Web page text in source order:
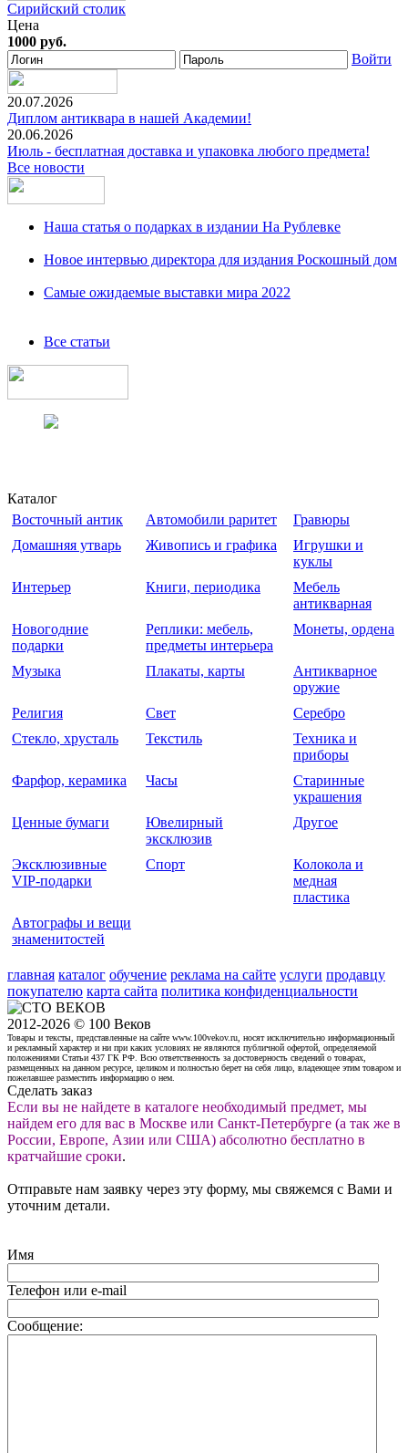
Сирийский столик
Цена
1000 руб.
Войти
20.07.2026
Диплом антиквара в нашей Академии!
20.06.2026
Июль - бесплатная доставка и упаковка любого предмета!
Все новости
Наша статья о подарках в издании На Рублевке
Новое интервью директора для издания Роскошный дом
Самые ожидаемые выставки мира 2022
Все статьи
Каталог
Восточный антик
Автомобили раритет
Гравюры
Домашняя утварь
Живопись и графика
Игрушки и
куклы
Интерьер
Книги, периодика
Мебель
антикварная
Новогодние
подарки
Реплики: мебель,
предметы интерьера
Монеты, ордена
Музыка Плакаты, карты
Антикварное
оружие
Религия
Свет
Серебро
Стекло, хрусталь
Текстиль
Техника и
приборы
Фарфор, керамика
Часы
Старинные
украшения
Ценные бумаги
Ювелирный
эксклюзив
Другое
Эксклюзивные
VIP-подарки
Спорт
Колокола и
медная
пластика
Автографы и вещи
знаменитостей
главная каталог обучение реклама на сайте услуги продавцу
покупателю карта сайта политика конфиденциальности
2012-2026 © 100 Веков
Товары и тексты, представленные на сайте www.100vekov.ru, носят исключительно информационный
и рекламный характер и ни при каких условиях не являются публичной офертой, определяемой
положениями Статьи 437 ГК РФ. Всю ответственность за достоверность сведений о товарах,
размещенных на данном ресурсе, целиком и полностью берет на себя лицо, владеющее этим товаром и
пожелавшее разместить информацию о нем.
Сделать заказ
Если вы не найдете в каталоге необходимый предмет, мы
найдем его для вас в Москве или Санкт-Петербурге (а так же в
России, Европе, Азии или США) абсолютно бесплатно в
кратчайшие сроки.
Отправьте нам заявку через эту форму, мы свяжемся с Вами и
уточним детали.
Имя
Телефон или e-mail
Сообщение: